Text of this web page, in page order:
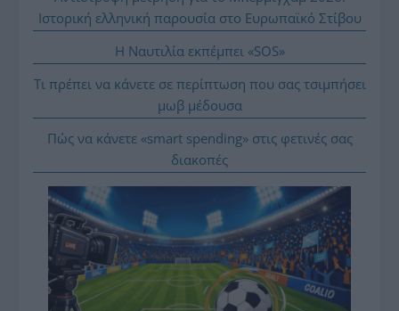
Ιστορική ελληνική παρουσία στο Ευρωπαϊκό Στίβου
Η Ναυτιλία εκπέμπει «SOS»
Τι πρέπει να κάνετε σε περίπτωση που σας τσιμπήσει
μωβ μέδουσα
Πώς να κάνετε «smart spending» στις φετινές σας
διακοπές